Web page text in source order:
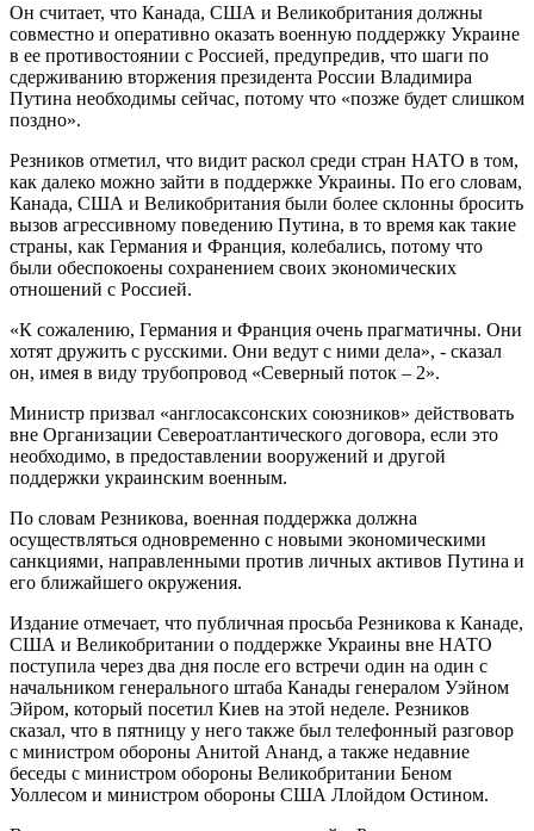
Он считает, что Канада, США и Великобритания должны
совместно и оперативно оказать военную поддержку Украине
в ее противостоянии с Россией, предупредив, что шаги по
сдерживанию вторжения президента России Владимира
Путина необходимы сейчас, потому что «позже будет слишком
поздно».
Резников отметил, что видит раскол среди стран НАТО в том,
как далеко можно зайти в поддержке Украины. По его словам,
Канада, США и Великобритания были более склонны бросить
вызов агрессивному поведению Путина, в то время как такие
страны, как Германия и Франция, колебались, потому что
были обеспокоены сохранением своих экономических
отношений с Россией.
«К сожалению, Германия и Франция очень прагматичны. Они
хотят дружить с русскими. Они ведут с ними дела», - сказал
он, имея в виду трубопровод «Северный поток – 2».
Министр призвал «англосаксонских союзников» действовать
вне Организации Североатлантического договора, если это
необходимо, в предоставлении вооружений и другой
поддержки украинским военным.
По словам Резникова, военная поддержка должна
осуществляться одновременно с новыми экономическими
санкциями, направленными против личных активов Путина и
его ближайшего окружения.
Издание отмечает, что публичная просьба Резникова к Канаде,
США и Великобритании о поддержке Украины вне НАТО
поступила через два дня после его встречи один на один с
начальником генерального штаба Канады генералом Уэйном
Эйром, который посетил Киев на этой неделе. Резников
сказал, что в пятницу у него также был телефонный разговор
с министром обороны Анитой Ананд, а также недавние
беседы с министром обороны Великобритании Беном
Уоллесом и министром обороны США Ллойдом Остином.